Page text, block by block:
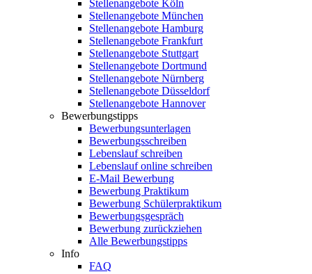
Stellenangebote Köln
Stellenangebote München
Stellenangebote Hamburg
Stellenangebote Frankfurt
Stellenangebote Stuttgart
Stellenangebote Dortmund
Stellenangebote Nürnberg
Stellenangebote Düsseldorf
Stellenangebote Hannover
Bewerbungstipps
Bewerbungsunterlagen
Bewerbungsschreiben
Lebenslauf schreiben
Lebenslauf online schreiben
E-Mail Bewerbung
Bewerbung Praktikum
Bewerbung Schülerpraktikum
Bewerbungsgespräch
Bewerbung zurückziehen
Alle Bewerbungstipps
Info
FAQ